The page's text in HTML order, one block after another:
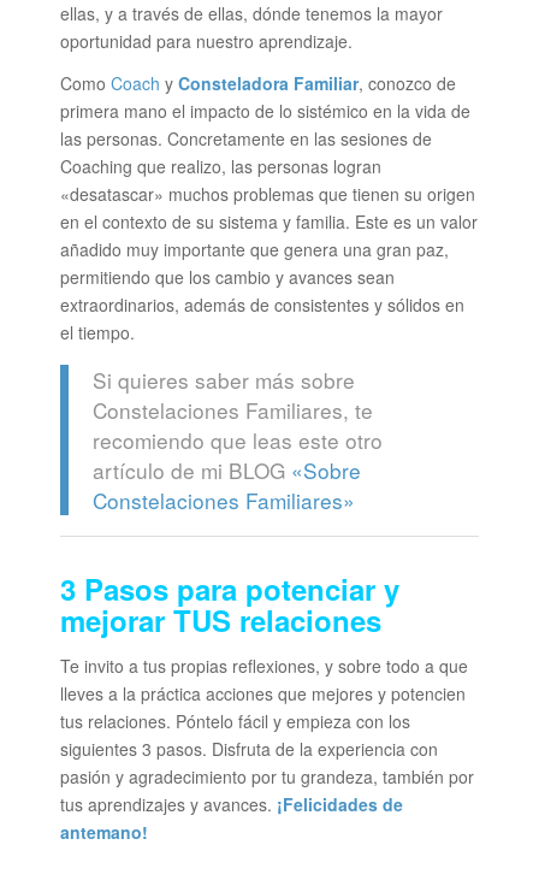
ellas, y a través de ellas, dónde tenemos la mayor
oportunidad para nuestro aprendizaje.
Como Coach y Consteladora Familiar, conozco de
primera mano el impacto de lo sistémico en la vida de
las personas. Concretamente en las sesiones de
Coaching que realizo, las personas logran
«desatascar» muchos problemas que tienen su origen
en el contexto de su sistema y familia. Este es un valor
añadido muy importante que genera una gran paz,
permitiendo que los cambio y avances sean
extraordinarios, además de consistentes y sólidos en
el tiempo.
Si quieres saber más sobre
Constelaciones Familiares, te
recomiendo que leas este otro
artículo de mi BLOG «Sobre
Constelaciones Familiares»
3 Pasos para potenciar y
mejorar TUS relaciones
Te invito a tus propias reflexiones, y sobre todo a que
lleves a la práctica acciones que mejores y potencien
tus relaciones. Póntelo fácil y empieza con los
siguientes 3 pasos. Disfruta de la experiencia con
pasión y agradecimiento por tu grandeza, también por
tus aprendizajes y avances. ¡Felicidades de
antemano!